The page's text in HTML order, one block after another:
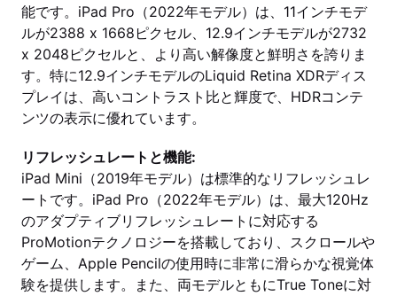
能です。iPad Pro（2022年モデル）は、11インチモデ
ルが2388 x 1668ピクセル、12.9インチモデルが2732
x 2048ピクセルと、より高い解像度と鮮明さを誇りま
す。特に12.9インチモデルのLiquid Retina XDRディス
プレイは、高いコントラスト比と輝度で、HDRコンテ
ンツの表示に優れています。
リフレッシュレートと機能:
iPad Mini（2019年モデル）は標準的なリフレッシュレ
ートです。iPad Pro（2022年モデル）は、最大120Hz
のアダプティブリフレッシュレートに対応する
ProMotionテクノロジーを搭載しており、スクロールや
ゲーム、Apple Pencilの使用時に非常に滑らかな視覚体
験を提供します。また、両モデルともにTrue Toneに対